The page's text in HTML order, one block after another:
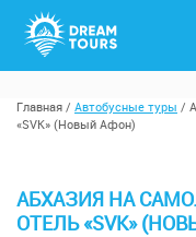
Главная / Автобусные туры /
«SVK» (Новый Афон)
АБХАЗИЯ НА
ОТЕЛЬ «SVK»